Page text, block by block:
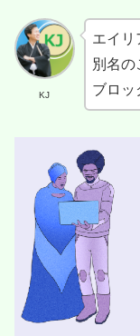
KJ
エイリ
別名の
ブロッ